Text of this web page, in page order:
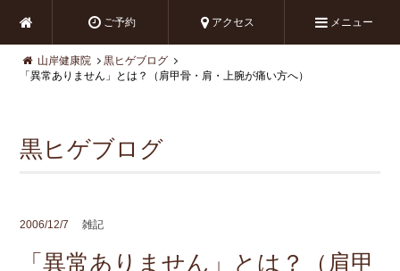
ご予約 アクセス メニュー
山岸健康院
黒ヒゲブログ
「異常ありません」とは？（肩甲骨・肩・上腕が痛い方へ）
黒ヒゲブログ
2006/12/7 雑記
「異常ありません」とは？（肩甲